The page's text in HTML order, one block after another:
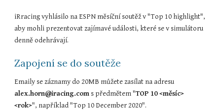
iRracing vyhlásilo na ESPN měsíční soutěž v "Top 10 highlight",
aby mohli prezentovat zajímavé události, které se v simulátoru
denně odehrávají.
Zapojení se do soutěže
alex.horn@iracing.com s předmětem "TOP 10 <měsíc>
<rok>", například "Top 10 December 2020".